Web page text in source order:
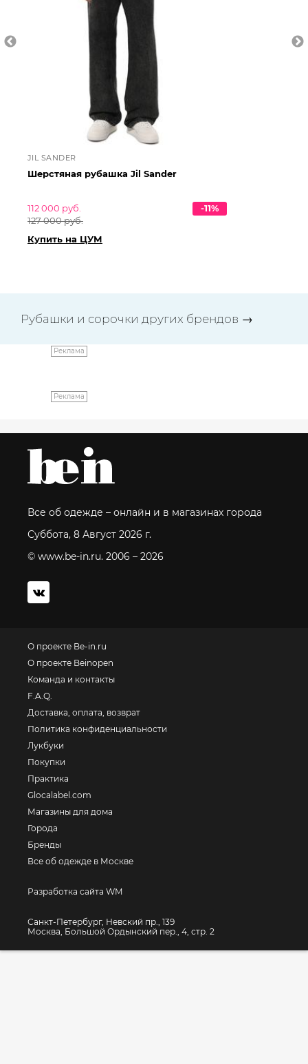
JIL SANDER
Шерстяная рубашка Jil Sander
112 000 руб.
127 000 руб.
-11%
Купить на ЦУМ
Рубашки и сорочки других брендов →
Реклама
Реклама
Все об одежде – онлайн и в магазинах города
Суббота, 8 Август 2026 г.
© www.be-in.ru. 2006 – 2026
О проекте Be-in.ru
О проекте Beinopen
Команда и контакты
F.A.Q.
Доставка, оплата, возврат
Политика конфиденциальности
Лукбуки
Покупки
Практика
Glocalabel.com
Магазины для дома
Города
Бренды
Все об одежде в Москве
Разработка сайта WM
Санкт-Петербург, Невский пр., 139
Москва, Большой Ордынский пер., 4, стр. 2